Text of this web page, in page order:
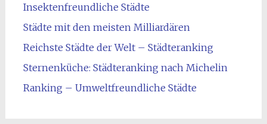
Insektenfreundliche Städte
Städte mit den meisten Milliardären
Reichste Städte der Welt – Städteranking
Sternenküche: Städteranking nach Michelin
Ranking – Umweltfreundliche Städte